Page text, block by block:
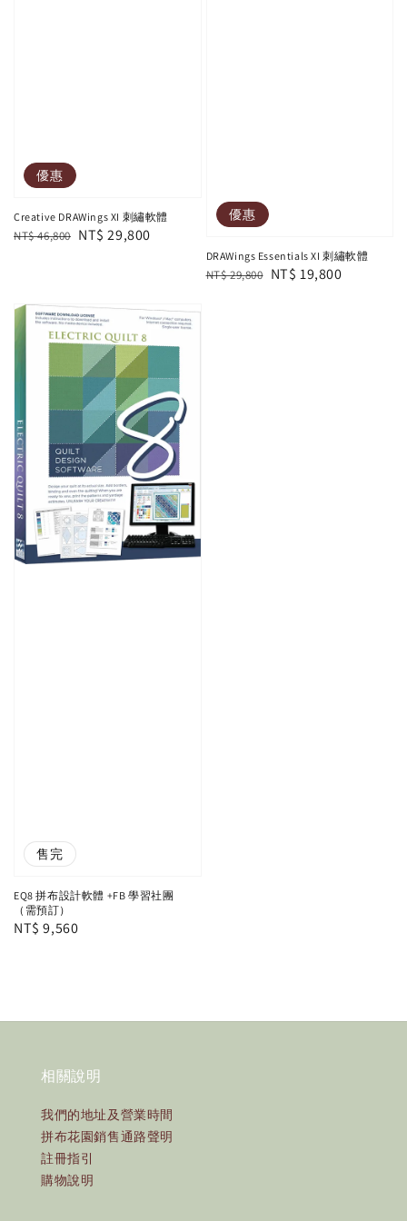
優惠
Creative DRAWings XI 刺繡軟體
Regular
NT$ 46,800 Sale
NT$ 29,800
優惠
DRAWings Essentials XI 刺繡軟體
Regular
NT$ 29,800 Sale
NT$ 19,800
售完
EQ8 拼布設計軟體 +FB 學習社團
（需預訂）
Regular
NT$ 9,560
相關說明
我們的地址及營業時間
拼布花園銷售通路聲明
註冊指引
購物說明